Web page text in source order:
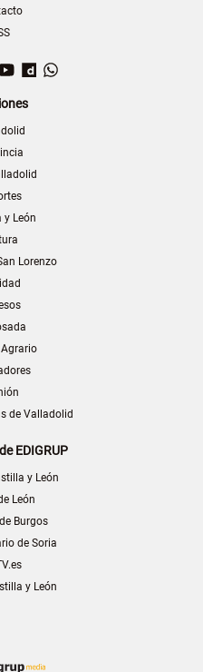
YouTubeDailymotion
y León
Lorenzo
de Valladolid
EDIGRUP
y León
León
Burgos
de Soria
y León